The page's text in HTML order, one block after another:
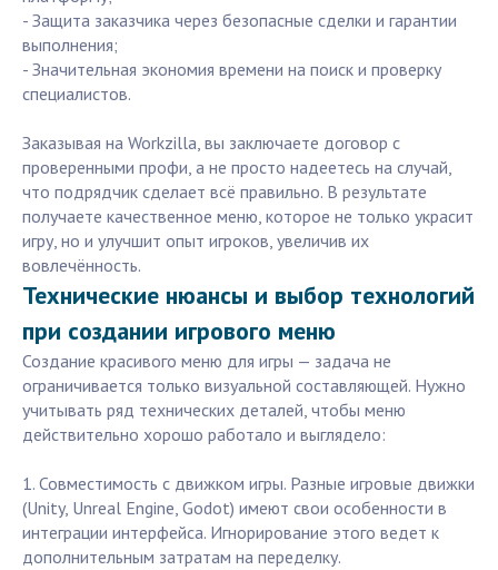
- Защита заказчика через безопасные сделки и гарантии
выполнения;
- Значительная экономия времени на поиск и проверку
специалистов.
Заказывая на Workzilla, вы заключаете договор с
проверенными профи, а не просто надеетесь на случай,
что подрядчик сделает всё правильно. В результате
получаете качественное меню, которое не только украсит
игру, но и улучшит опыт игроков, увеличив их
вовлечённость.
Технические нюансы и выбор технологий
при создании игрового меню
Создание красивого меню для игры — задача не
ограничивается только визуальной составляющей. Нужно
учитывать ряд технических деталей, чтобы меню
действительно хорошо работало и выглядело:
1. Совместимость с движком игры. Разные игровые движки
(Unity, Unreal Engine, Godot) имеют свои особенности в
интеграции интерфейса. Игнорирование этого ведет к
дополнительным затратам на переделку.